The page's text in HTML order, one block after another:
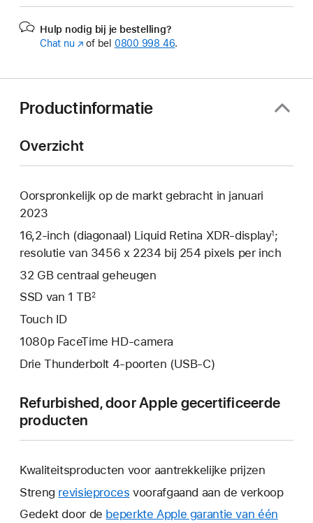
Hulp nodig bij je bestelling?
Chat nu (Wordt
of bel 0800 998 46.
Productinformatie
Overzicht
Oorspronkelijk op de markt gebracht in januari
2023
16,2‑inch (diagonaal) Liquid Retina XDR-display1;
resolutie van 3456 x 2234 bij 254 pixels per inch
32 GB centraal geheugen
SSD van 1 TB2
Touch ID
1080p FaceTime HD-camera
Drie Thunderbolt 4-poorten (USB‑C)
Refurbished, door Apple gecertificeerde
producten
Kwaliteitsproducten voor aantrekkelijke prijzen
Streng revisieproces voorafgaand aan de verkoop
Gedekt door de beperkte Apple garantie van één